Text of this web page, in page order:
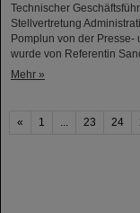
Technischer
Stellvertretung
Pomplun von der
wurde von Referentin
Mehr »
« 1 ... 23 24